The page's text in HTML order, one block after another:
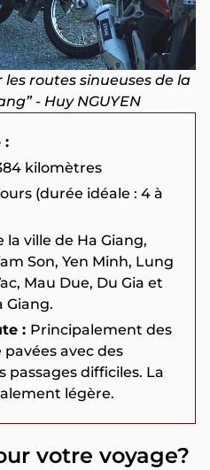
routes sinueuses de la
- Huy NGUYEN
:
kilomètres
(durée idéale : 4 à
la ville de Ha Giang,
Son, Yen Minh, Lung
Mau Due, Du Gia et
Giang.
: Principalement des
avec des
difficiles. La
légère.
votre voyage?